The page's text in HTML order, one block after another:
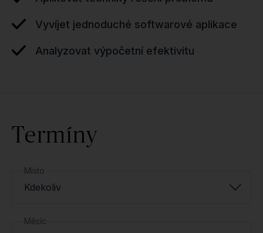
Vyvíjet jednoduché softwarové aplikace
Analyzovat výpočetní efektivitu
Termíny
Místo
Kdekoliv
Měsíc